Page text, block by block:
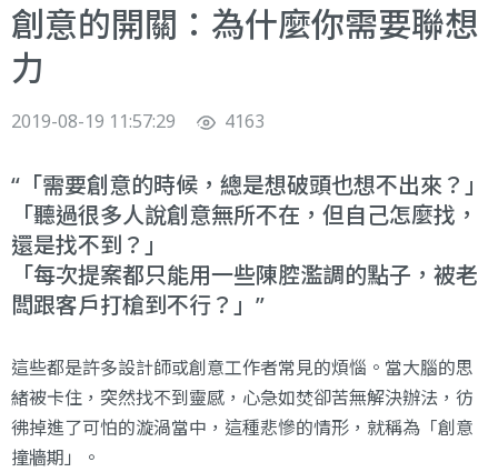
創意的開關：為什麼你需要聯想
力
2019-08-19 11:57:29 4163
「需要創意的時候，總是想破頭也想不出來？」
「聽過很多人說創意無所不在，但自己怎麼找，
還是找不到？」
「每次提案都只能用一些陳腔濫調的點子，被老
闆跟客戶打槍到不行？」
這些都是許多設計師或創意工作者常見的煩惱。當大腦的思
緒被卡住，突然找不到靈感，心急如焚卻苦無解決辦法，彷
彿掉進了可怕的漩渦當中，這種悲慘的情形，就稱為「創意
撞牆期」。